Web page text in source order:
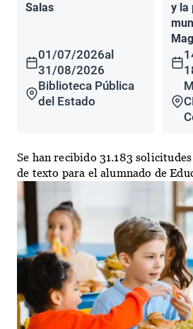
Salas
01/07/2026al
31/08/2026
Biblioteca Pública
del Estado
y la
Se han recibido 31.183
de texto para el alumnado de